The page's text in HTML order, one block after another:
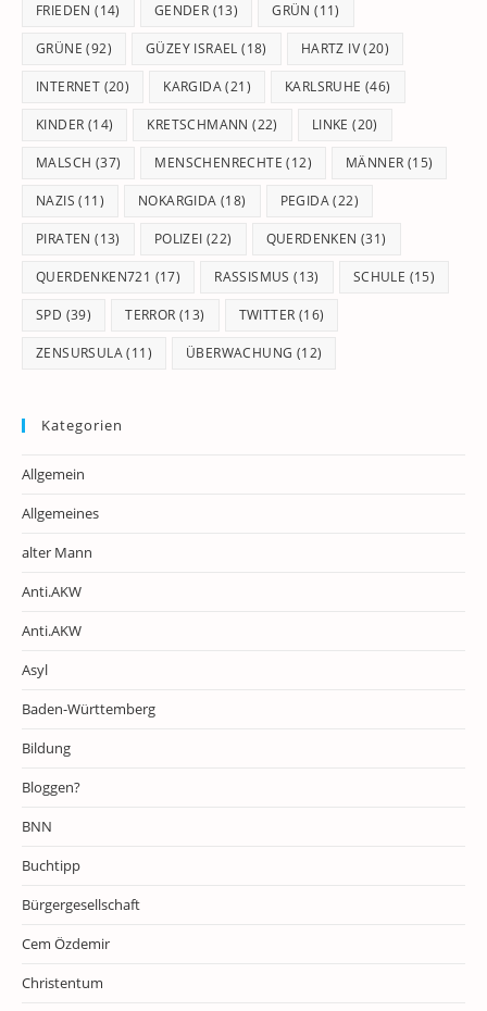
FRIEDEN (14) GENDER (13) GRÜN (11)
GRÜNE (92) GÜZEY ISRAEL (18) HARTZ IV(20)
INTERNET (20) KARGIDA(21) KARLSRUHE (46)
KINDER (14) KRETSCHMANN (22) LINKE (20)
MALSCH (37) MENSCHENRECHTE (12) MÄNNER (15)
NAZIS (11) NOKARGIDA (18) PEGIDA(22)
PIRATEN (13) POLIZEI (22) QUERDENKEN (31)
QUERDENKEN721 (17) RASSISMUS (13) SCHULE (15)
SPD (39) TERROR (13) TWITTER (16)
ZENSURSULA(11) ÜBERWACHUNG (12)
Kategorien
Allgemein
Allgemeines
alter Mann
Anti.AKW
Anti.AKW
Asyl
Baden-Württemberg
Bildung
Bloggen?
BNN
Buchtipp
Bürgergesellschaft
Cem Özdemir
Christentum